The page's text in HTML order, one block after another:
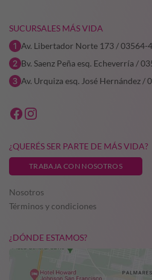
SUCURSALES MÁS VIDA
Av. Libertador Norte 173 / 03564-
Bv. Saenz Peña esq. Echeverría /
Av. Urquiza esq. José Hernández /
¿QUERÉS SER PARTE DE MÁS VIDA?
TRABAJA CON NOSOTROS
Nosotros
Términos y condiciones
¿DÓNDE ESTAMOS?